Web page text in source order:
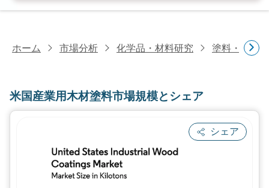
ホーム 市場分析 化学品・材料研究 塗料・コー
米国産業用木材塗料市場規模とシェア
シェア